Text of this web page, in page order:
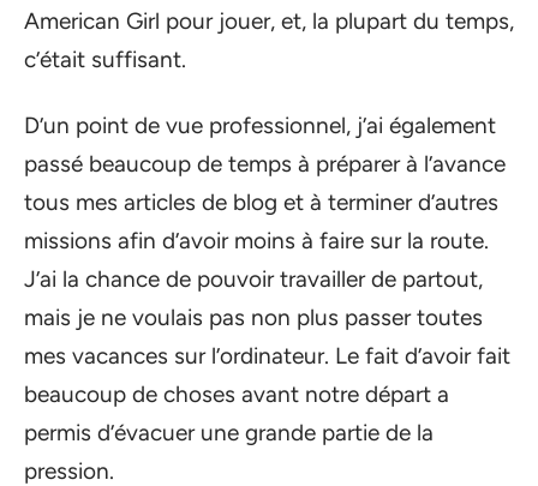
American Girl pour jouer, et, la plupart du temps,
c’était suffisant.
D’un point de vue professionnel, j’ai également
passé beaucoup de temps à préparer à l’avance
tous mes articles de blog et à terminer d’autres
missions afin d’avoir moins à faire sur la route.
J’ai la chance de pouvoir travailler de partout,
mais je ne voulais pas non plus passer toutes
mes vacances sur l’ordinateur. Le fait d’avoir fait
beaucoup de choses avant notre départ a
permis d’évacuer une grande partie de la
pression.